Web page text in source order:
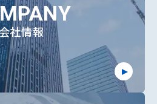
会社情報